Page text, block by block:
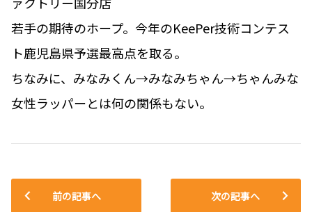
若手の期待のホープ。今年のKeePer技術コンテス
ト鹿児島県予選最高点を取る。
ちなみに、みなみくん→みなみちゃん→ちゃんみな
女性ラッパーとは何の関係もない。
前の記事へ 次の記事へ